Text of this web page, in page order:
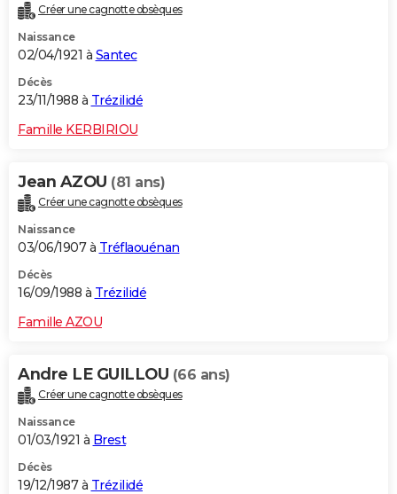
Créer une cagnotte obsèques
Naissance
02/04/1921 à Santec
Décès
23/11/1988 à Trézilidé
Famille KERBIRIOU
Jean AZOU (81 ans)
Créer une cagnotte obsèques
Naissance
03/06/1907 à Tréflaouénan
Décès
16/09/1988 à Trézilidé
Famille AZOU
Andre LE GUILLOU (66 ans)
Créer une cagnotte obsèques
Naissance
01/03/1921 à Brest
Décès
19/12/1987 à Trézilidé